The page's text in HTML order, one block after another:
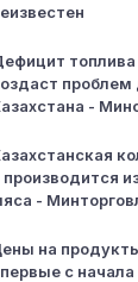
топлива
проблем
-
производится
-
на
с